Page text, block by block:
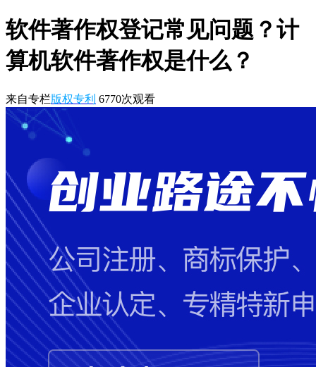
软件著作权登记常见问题？计
算机软件著作权是什么？
来自专栏版权专利 6770次观看